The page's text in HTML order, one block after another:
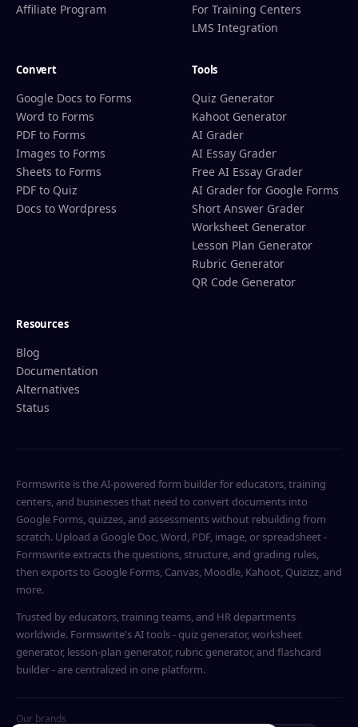
Affiliate Program
For Training Centers
LMS Integration
Convert
Google Docs to Forms
Word to Forms
PDF to Forms
Images to Forms
Sheets to Forms
PDF to Quiz
Docs to Wordpress
Tools
Quiz Generator
Kahoot Generator
AI Grader
AI Essay Grader
Free AI Essay Grader
AI Grader for Google Forms
Short Answer Grader
Worksheet Generator
Lesson Plan Generator
Rubric Generator
QR Code Generator
Resources
Blog
Documentation
Alternatives
Status
Formswrite is the AI-powered form builder for educators, training
centers, and businesses that need to convert documents into
Google Forms, quizzes, and assessments without rebuilding from
scratch. Upload a Google Doc, Word, PDF, image, or spreadsheet -
Formswrite extracts the questions, structure, and grading rules,
then exports to Google Forms, Canvas, Moodle, Kahoot, Quizizz, and
more.
Trusted by educators, training teams, and HR departments
worldwide. Formswrite's AI tools - quiz generator, worksheet
generator, lesson-plan generator, rubric generator, and flashcard
builder - are centralized in one platform.
Our brands